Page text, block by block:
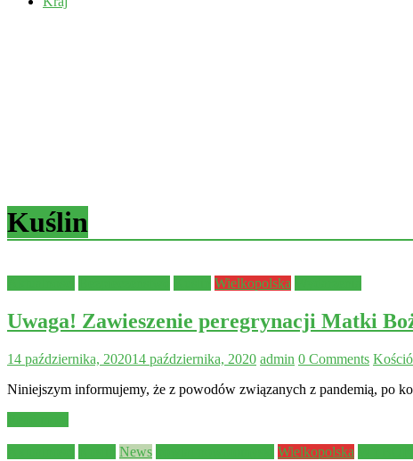
Kuślin
Wielkopolska
Uwaga! Zawieszenie peregrynacji Matki
14 października, 202014 października, 2020 admin 0 Comments
Niniejszym informujemy, że z powodów związanych z pandemią, po
News Wielkopolska